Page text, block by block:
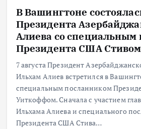
В Вашингтоне
Президента
Алиева со специальным
Президента США
7 августа Президент
Ильхам Алиев встретился в
специальным посланником
Уиткоффом. Сначала с участием
Ильхама Алиева и специального
Президента США Стива…